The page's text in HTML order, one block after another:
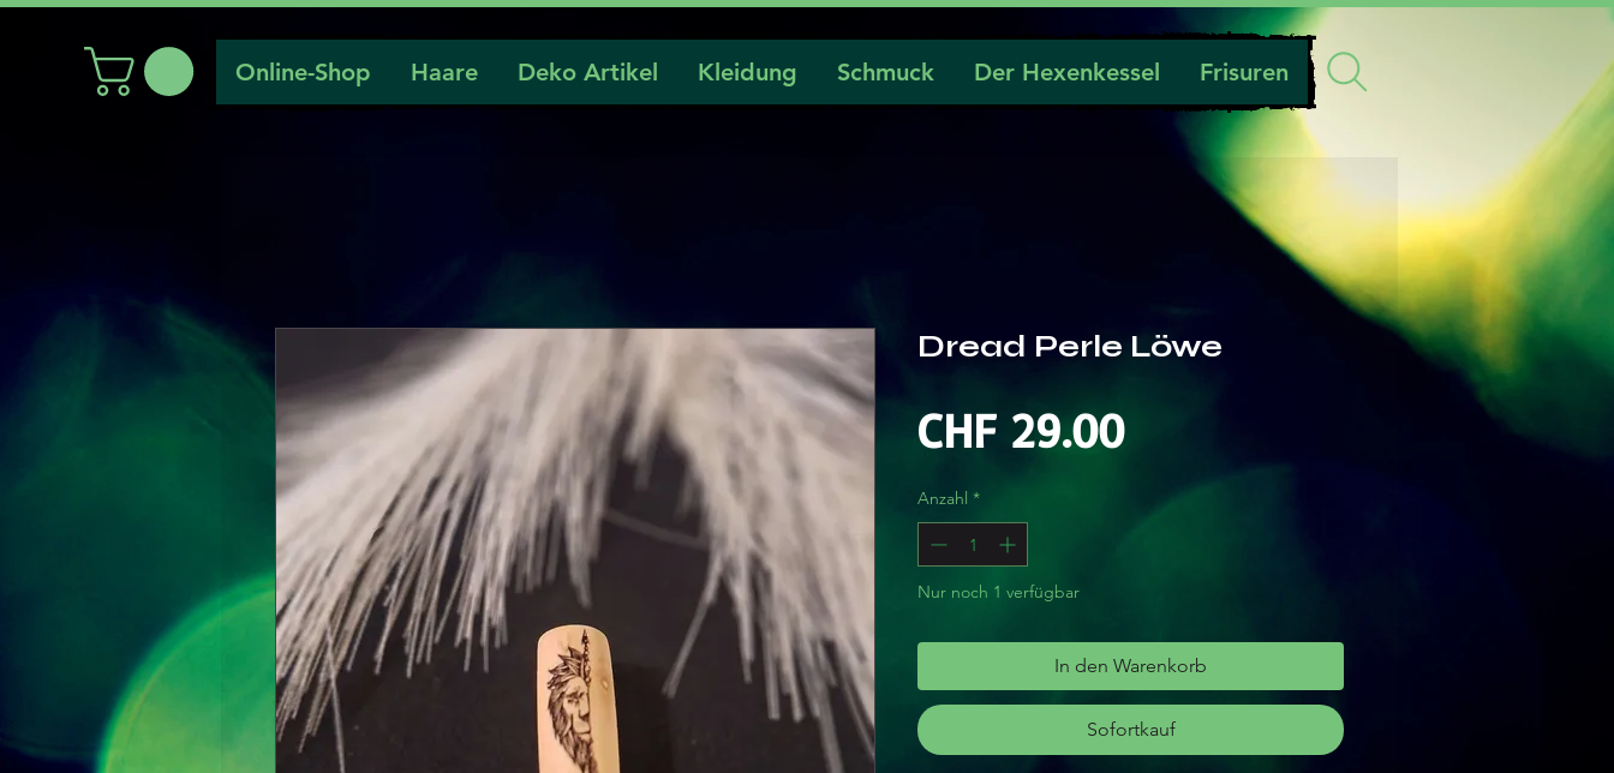
Online-Shop Haare Deko Artikel Kleidung Schmuck Der Hexenkessel Frisuren
Dread Perle Löwe
CHF 29.00Preis
Anzahl *
Nur noch 1 verfügbar
In den Warenkorb
Sofortkauf